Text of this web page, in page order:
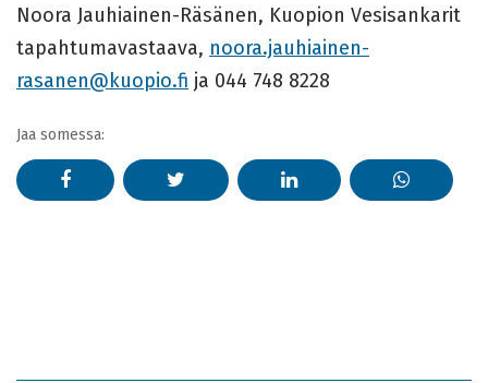
Noora Jauhiainen-Räsänen, Kuopion Vesisankarit
tapahtumavastaava, noora.jauhiainen-
rasanen@kuopio.fi ja 044 748 8228
Jaa somessa: